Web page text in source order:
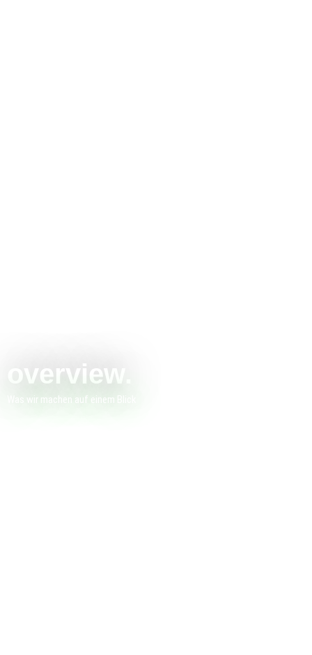
overview.
Was wir machen auf einem Blick